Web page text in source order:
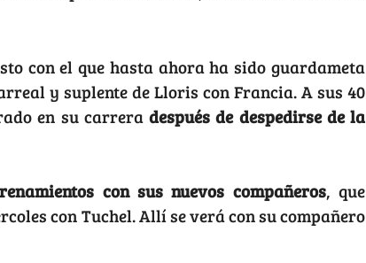
con el que hasta ahora ha sido guardameta
y suplente de Lloris con Francia. A sus 40
en su carreradespués de despedirse de la
con sus nuevos compañeros, que
con Tuchel. Allí se verá con su compañero